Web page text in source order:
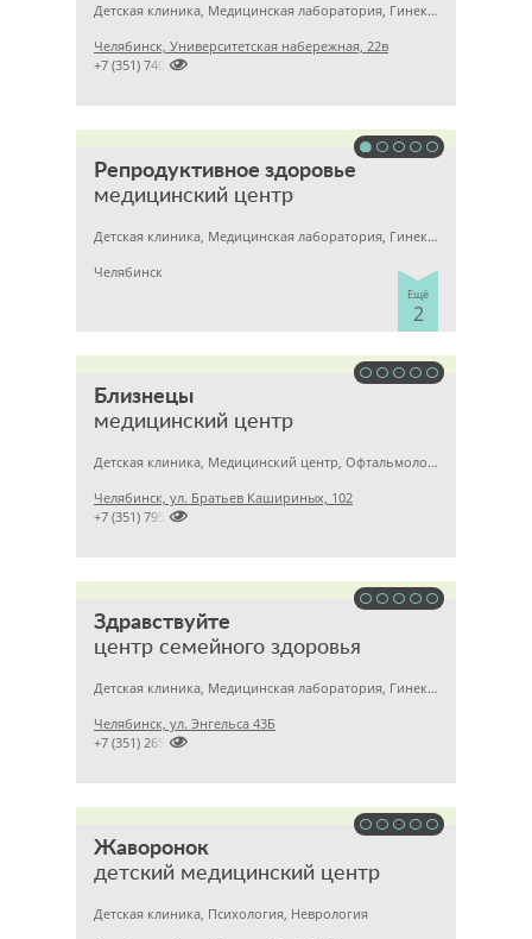
Детская клиника, Медицинская лаборатория, Гинекология
Челябинск, Университетская набережная, 22в

+7 (351) 7405750
Репродуктивное здоровье
медицинский центр
Детская клиника, Медицинская лаборатория, Гинекология
Ещё
2
Челябинск
Близнецы
медицинский центр
Детская клиника, Медицинский центр, Офтальмология
Челябинск, ул. Братьев Кашириных, 102

+7 (351) 7957633
Здравствуйте
центр семейного здоровья
Детская клиника, Медицинская лаборатория, Гинекология
Челябинск, ул. Энгельса 43Б

+7 (351) 2656869
Жаворонок
детский медицинский центр
Детская клиника, Психология, Неврология